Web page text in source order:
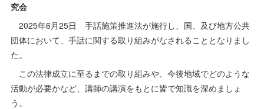
究会
2025年6月25日 手話施策推進法が施行し、国、及び地方公共
団体において、手話に関する取り組みがなされることとなりまし
た。
この法律成立に至るまでの取り組みや、今後地域でどのような
活動が必要かなど、講師の講演をもとに皆で知識を深めましょ
う。